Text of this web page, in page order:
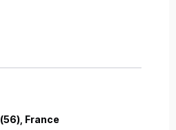
(56), France